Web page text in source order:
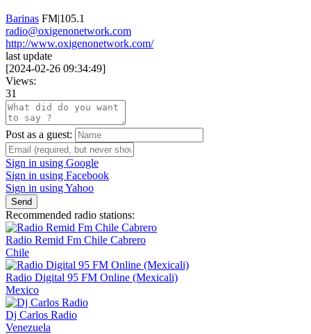
Barinas FM|105.1
radio@oxigenonetwork.com
http://www.oxigenonetwork.com/
last update
[2024-02-26 09:34:49]
Views:
31
Post as a guest:
Sign in using Google
Sign in using Facebook
Sign in using Yahoo
Send
Recommended radio stations:
Radio Remid Fm Chile Cabrero
Chile
Radio Digital 95 FM Online (Mexicali)
Mexico
Dj Carlos Radio
Venezuela